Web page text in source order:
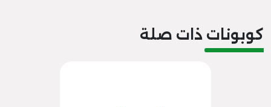
كوبونات ذات صلة